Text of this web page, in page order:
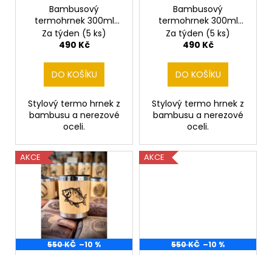
Bambusový
termohrnek 300ml
Grizly
Za týden (5 ks)
490 Kč
DO KOŠÍKU
Stylový termo hrnek z
bambusu a nerezové
oceli.
Bambusový
termohrnek 300ml
Kanec
Za týden (5 ks)
490 Kč
DO KOŠÍKU
Stylový termo hrnek z
bambusu a nerezové
oceli.
AKCE
550 KČ –10 %
AKCE
550 KČ –10 %
KAPESNÍ
HODINKY
LEV
II
Původně: